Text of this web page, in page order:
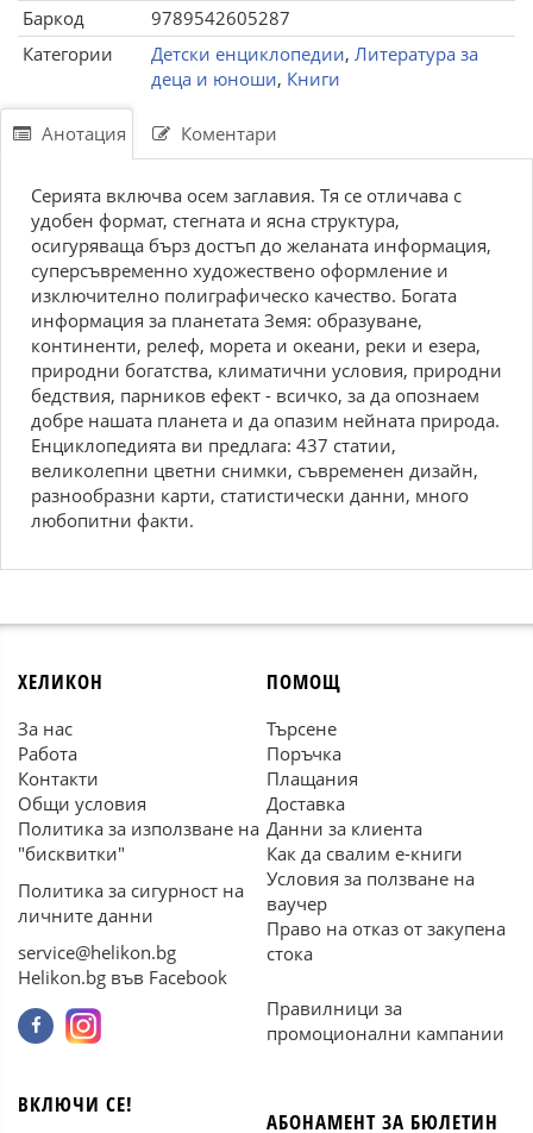
Баркод
9789542605287
Категории
Детски енциклопедии, Литература за
деца и юноши, Книги
Анотация Коментари
Серията включва осем заглавия. Тя се отличава с
удобен формат, стегната и ясна структура,
осигуряваща бърз достъп до желаната информация,
суперсъвременно художествено оформление и
изключително полиграфическо качество. Богата
информация за планетата Земя: образуване,
континенти, релеф, морета и океани, реки и езера,
природни богатства, климатични условия, природни
бедствия, парников ефект - всичко, за да опознаем
добре нашата планета и да опазим нейната природа.
Енциклопедията ви предлага: 437 статии,
великолепни цветни снимки, съвременен дизайн,
разнообразни карти, статистически данни, много
любопитни факти.
ХЕЛИКОН
За нас
Работа
Контакти
Общи условия
Политика за използване на
"бисквитки"
Политика за сигурност на
личните данни
service@helikon.bg
Helikon.bg във Facebook
ПОМОЩ
Търсене
Поръчка
Плащания
Доставка
Данни за клиента
Как да свалим е-книги
Условия за ползване на
ваучер
Право на отказ от закупена
стока
Правилници за
промоционални кампании
ВКЛЮЧИ СЕ!
АБОНАМЕНТ ЗА БЮЛЕТИН